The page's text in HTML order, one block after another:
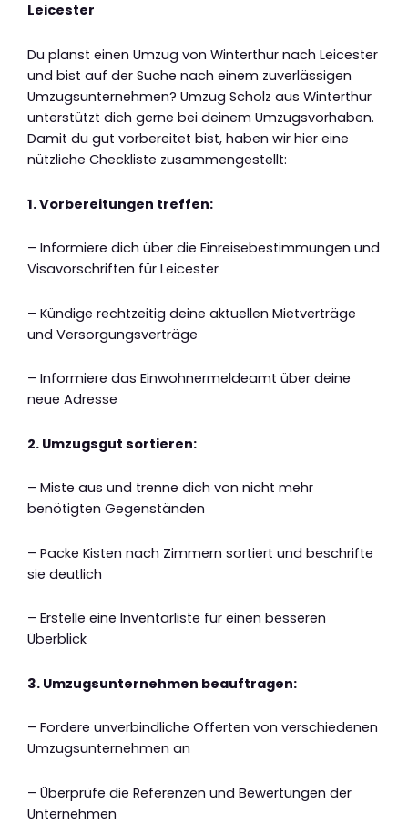
Leicester
Du planst einen Umzug von Winterthur nach Leicester
und bist auf der Suche nach einem zuverlässigen
Umzugsunternehmen? Umzug Scholz aus Winterthur
unterstützt dich gerne bei deinem Umzugsvorhaben.
Damit du gut vorbereitet bist, haben wir hier eine
nützliche Checkliste zusammengestellt:
1. Vorbereitungen treffen:
– Informiere dich über die Einreisebestimmungen und
Visavorschriften für Leicester
– Kündige rechtzeitig deine aktuellen Mietverträge
und Versorgungsverträge
– Informiere das Einwohnermeldeamt über deine
neue Adresse
2. Umzugsgut sortieren:
– Miste aus und trenne dich von nicht mehr
benötigten Gegenständen
– Packe Kisten nach Zimmern sortiert und beschrifte
sie deutlich
– Erstelle eine Inventarliste für einen besseren
Überblick
3. Umzugsunternehmen beauftragen:
– Fordere unverbindliche Offerten von verschiedenen
Umzugsunternehmen an
– Überprüfe die Referenzen und Bewertungen der
Unternehmen